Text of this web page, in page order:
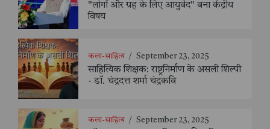
"लोगों और ग्रह के लिए आयुर्वेद" बना केंद्रीय
विषय
कला-साहित्य / September 23, 2025
साहित्यिक शिक्षक: राष्ट्रनिर्माण के असली शिल्पी
- डॉ. चंद्रदत्त शर्मा चंद्रकवि
कला-साहित्य / September 23, 2025